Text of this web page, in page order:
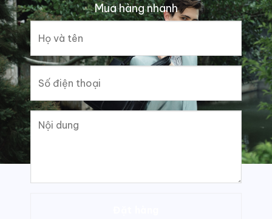
Mua hàng nhanh